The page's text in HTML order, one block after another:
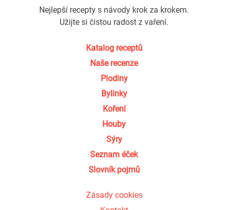
Nejlepší recepty s návody krok za krokem.
Užijte si čistou radost z vaření.
Katalog receptů
Naše recenze
Plodiny
Bylinky
Koření
Houby
Sýry
Seznam éček
Slovník pojmů
Zásady cookies